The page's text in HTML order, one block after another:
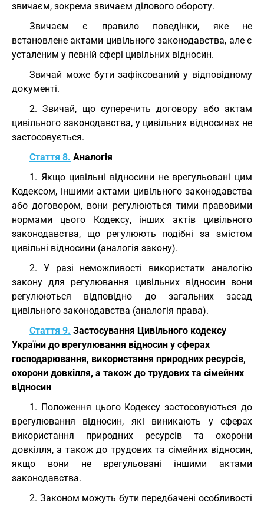
звичаєм, зокрема звичаєм ділового обороту.
Звичаєм є правило поведінки, яке не
встановлене актами цивільного законодавства, але є
усталеним у певній сфері цивільних відносин.
Звичай може бути зафіксований у відповідному
документі.
2. Звичай, що суперечить договору або актам
цивільного законодавства, у цивільних відносинах не
застосовується.
Стаття 8. Аналогія
1. Якщо цивільні відносини не врегульовані цим
Кодексом, іншими актами цивільного законодавства
або договором, вони регулюються тими правовими
нормами цього Кодексу, інших актів цивільного
законодавства, що регулюють подібні за змістом
цивільні відносини (аналогія закону).
2. У разі неможливості використати аналогію
закону для регулювання цивільних відносин вони
регулюються відповідно до загальних засад
цивільного законодавства (аналогія права).
Стаття 9. Застосування Цивільного кодексу
України до врегулювання відносин у сферах
господарювання, використання природних ресурсів,
охорони довкілля, а також до трудових та сімейних
відносин
1. Положення цього Кодексу застосовуються до
врегулювання відносин, які виникають у сферах
використання природних ресурсів та охорони
довкілля, а також до трудових та сімейних відносин,
якщо вони не врегульовані іншими актами
законодавства.
2. Законом можуть бути передбачені особливості